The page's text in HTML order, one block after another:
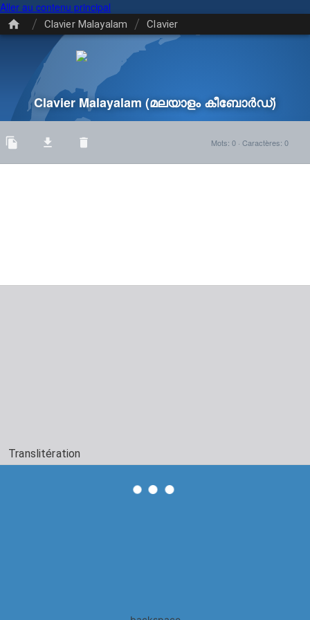
Aller au contenu principal
/ Clavier Malayalam / Clavier
Clavier Malayalam (മലയാളം കീബോർഡ്)
Mots: 0· Caractères: 0
Translitération